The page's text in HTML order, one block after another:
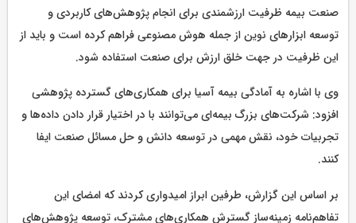
صنعت بیمه ظرفیت ارزشمندی برای انجام پژوهش‌های کاربردی و
توسعه ابزارهای نوین از جمله هوش مصنوعی فراهم کرده است و باید از
این ظرفیت در جهت خلق ارزش برای صنعت استفاده شود.
وی با اشاره به آمادگی بیمه آسیا برای همکاری‌های گسترده پژوهشی
افزود: شرکت‌های بزرگ بیمه‌ای می‌توانند با در اختیار قرار دادن داده‌ها و
تجربیات خود، نقش مهمی در توسعه دانش و حل مسائل صنعت ایفا
کنند.
بر اساس این گزارش، طرفین ابراز امیدواری کردند که امضای این
تفاهم‌نامه زمینه‌ساز گسترش همکاری‌های مشترک، توسعه پژوهش‌های